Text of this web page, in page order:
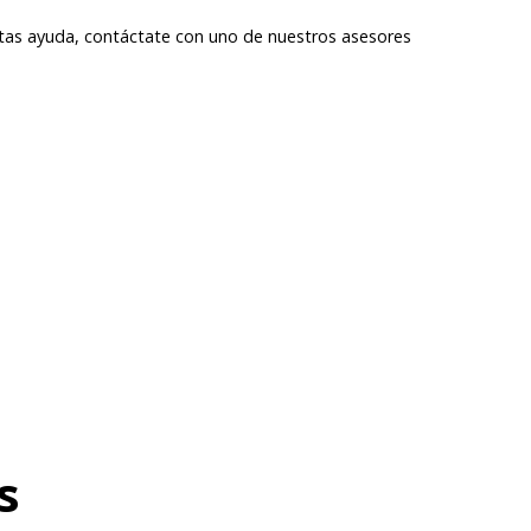
ayuda, contáctate con uno de nuestros asesores